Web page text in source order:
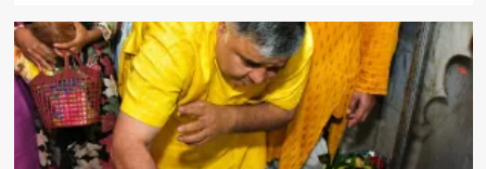
पर्यटन
एवं
संस्कृति
मंत्री
श्री
राजेश
अग्रवाल